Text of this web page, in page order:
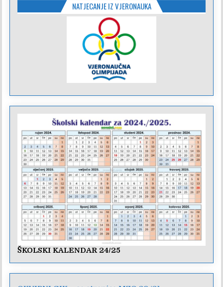
NATJECANJE IZ VJERONAUKA
ŠKOLSKI KALENDAR 24/25